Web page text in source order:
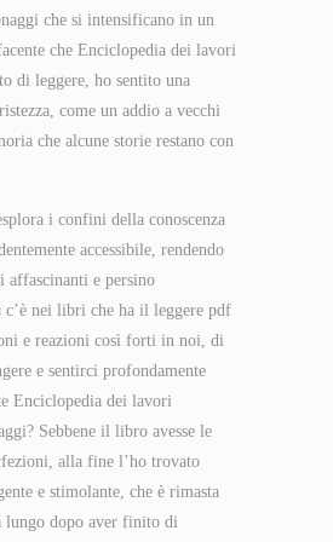
che si intensificano in un
che Enciclopedia dei lavori
di leggere, ho sentito una
come un addio a vecchi
che alcune storie restano con
i confini della conoscenza
accessibile, rendendo
affascinanti e persino
c’è nei libri che ha il leggere pdf
e reazioni così forti in noi, di
e sentirci profondamente
Enciclopedia dei lavori
Sebbene il libro avesse le
alla fine l’ho trovato
e stimolante, che è rimasta
lungo dopo aver finito di